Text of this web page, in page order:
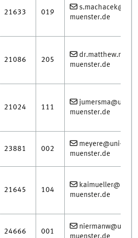
21633 019
s.machacek@uni-
muenster.de
21086 205
muenster.de
21024 111
jumersma@uni-
muenster.de
23881 002
meyere@uni-
muenster.de
21645 104
kaimueller@uni-
muenster.de
24666 001
niermanw@uni-